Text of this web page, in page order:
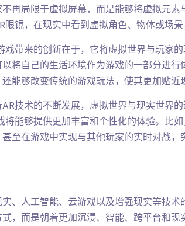
再局限于虚拟屏幕，而是能够将虚拟元
眼镜，在现实中看到虚拟角色、物体或场景
戏带来的创新在于，它将虚拟世界与玩家
以将自己的生活环境作为游戏的一部分进
能够改变传统的游戏玩法，使其更加贴近
技术的不断发展，虚拟世界与现实世界
将能够提供更加丰富和个性化的体验。比
至在游戏中实现与其他玩家的实时对战，
、人工智能、云游戏以及增强现实等技
，而是朝着更加沉浸、智能、跨平台和